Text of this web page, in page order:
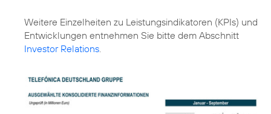
Weitere Einzelheiten zu Leistungsindikatoren (KPIs) und
Entwicklungen entnehmen Sie bitte dem Abschnitt
Investor Relations